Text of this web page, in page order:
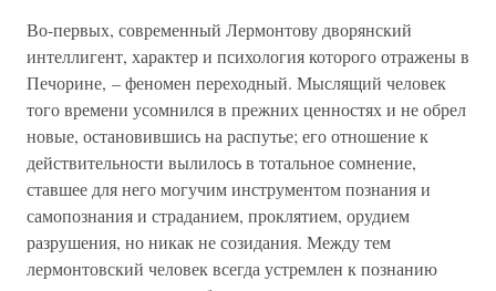
Во-первых, современный Лермонтову дворянский
интеллигент, характер и психология которого отражены в
Печорине, – феномен переходный. Мыслящий человек
того времени усомнился в прежних ценностях и не обрел
новые, остановившись на распутье; его отношение к
действительности вылилось в тотальное сомнение,
ставшее для него могучим инструментом познания и
самопознания и страданием, проклятием, орудием
разрушения, но никак не созидания. Между тем
лермонтовский человек всегда устремлен к познанию